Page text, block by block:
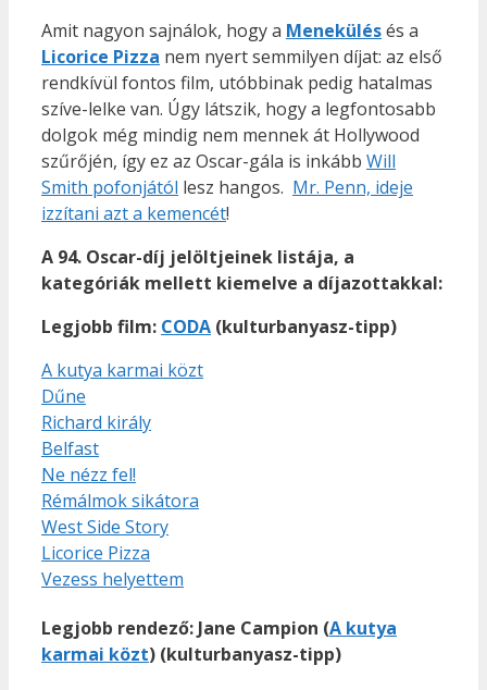
Amit nagyon sajnálok, hogy a Menekülésés a
Licorice Pizza nem nyert semmilyen díjat: az első
rendkívül fontos film, utóbbinak pedig hatalmas
szíve-lelke van. Úgy látszik, hogy a legfontosabb
dolgok még mindig nem mennek át Hollywood
szűrőjén, így ez az Oscar-gála is inkább Will
Smith pofonjától lesz hangos. Mr. Penn, ideje
izzítani azt a kemencét!
A 94. Oscar-díj jelöltjeinek listája, a
kategóriák mellett kiemelve a díjazottakkal:
Legjobb film: CODA (kulturbanyasz-tipp)
A kutya karmai közt
Dűne
Richard király
Belfast
Ne nézz fel!
Rémálmok sikátora
West Side Story
Licorice Pizza
Vezess helyettem
Legjobb rendező: Jane Campion (A kutya
karmai közt) (kulturbanyasz-tipp)